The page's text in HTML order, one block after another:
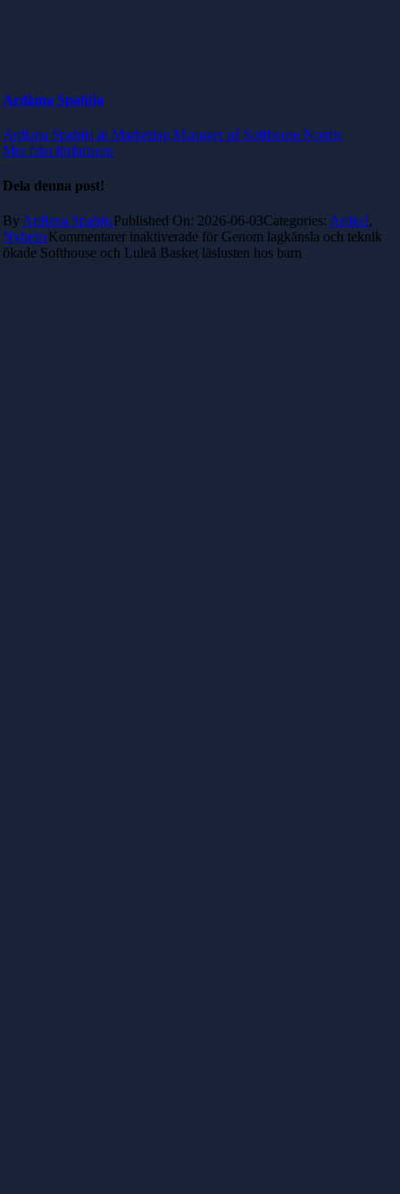
Ardiana Spahija
Ardiana Spahija är Marketing Manager på Softhouse Nordic
Mer från författaren
Dela denna post!
By Ardiana SpahijaPublished On: 2026-06-03Categories: Artikel,
NyheterKommentarer inaktiverade för Genom lagkänsla och teknik
ökade Softhouse och Luleå Basket läslusten hos barn